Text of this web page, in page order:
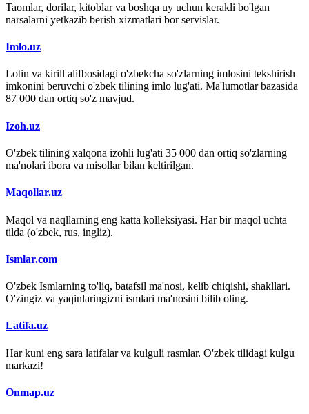
Taomlar, dorilar, kitoblar va boshqa uy uchun kerakli bo'lgan
narsalarni yetkazib berish xizmatlari bor servislar.
Imlo.uz
Lotin va kirill alifbosidagi o'zbekcha so'zlarning imlosini tekshirish
imkonini beruvchi o'zbek tilining imlo lug'ati. Ma'lumotlar bazasida
87 000 dan ortiq so'z mavjud.
Izoh.uz
O'zbek tilining xalqona izohli lug'ati 35 000 dan ortiq so'zlarning
ma'nolari ibora va misollar bilan keltirilgan.
Maqollar.uz
Maqol va naqllarning eng katta kolleksiyasi. Har bir maqol uchta
tilda (o'zbek, rus, ingliz).
Ismlar.com
O'zbek Ismlarning to'liq, batafsil ma'nosi, kelib chiqishi, shakllari.
O'zingiz va yaqinlaringizni ismlari ma'nosini bilib oling.
Latifa.uz
Har kuni eng sara latifalar va kulguli rasmlar. O'zbek tilidagi kulgu
markazi!
Onmap.uz